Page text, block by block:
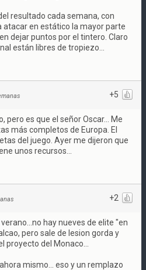
resultado cada semana, con
atacar en estático la mayor parte
dejar puntos por el tintero. Claro
están libres de tropiezo...
+5
pero es que el señor Oscar... Me
más completos de Europa. El
del juego. Ayer me dijeron que
unos recursos...
+2
hay nueves de elite "en
pero sale de lesion gorda y
proyecto del Monaco...
mismo... eso y un remplazo